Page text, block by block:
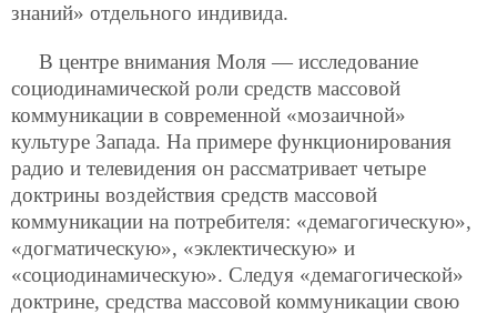
знаний» отдельного индивида.
В центре внимания Моля — исследование
социодинамической роли средств массовой
коммуникации в современной «мозаичной»
культуре Запада. На примере функционирования
радио и телевидения он рассматривает четыре
доктрины воздействия средств массовой
коммуникации на потребителя: «демагогическую»,
«догматическую», «эклектическую» и
«социодинамическую». Следуя «демагогической»
доктрине, средства массовой коммуникации свою